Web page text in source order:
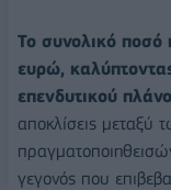
Το συνολικό
ευρώ,
επενδυτικού
αποκλίσεις μεταξύ
γεγονός που